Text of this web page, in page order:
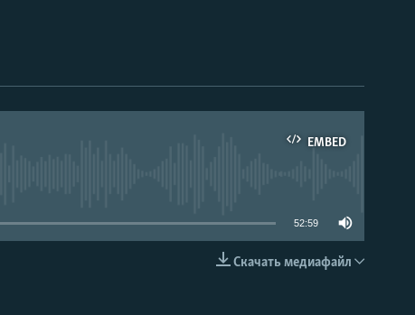
EMBED
EMBED
52:59
Скачать медиафайл